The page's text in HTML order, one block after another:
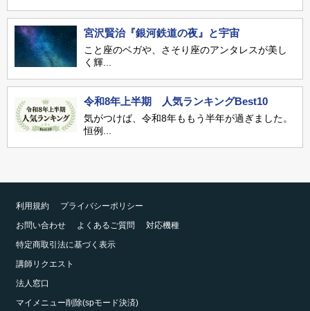
宮沢賢治『銀河鉄道の夜』と宇宙
こと座のベガや、さそり座のアンタレスが美し
く輝...
令和8年上半期 人気ランキングBest10
気がつけば、令和8年ももう半年が過ぎました。
恒例...
利用規約
プライバシーポリシー
お問い合わせ
よくあるご質問
対応機種
特定商取引法に基づく表示
講師リクエスト
法人窓口
マイメニュー削除(spモード決済)